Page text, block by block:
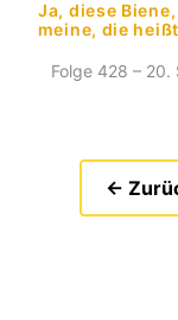
Ja, diese
meine, die
Folge 428 – 20.
←